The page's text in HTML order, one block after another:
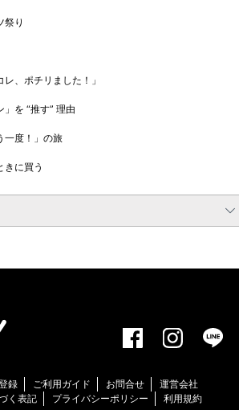
祭り
、ポチリました！」
を “推す” 理由
一度！」の旅
きに買う
録 ご利用ガイド お問合せ
運営会社
く表記
プライバシーポリシー 利用規約